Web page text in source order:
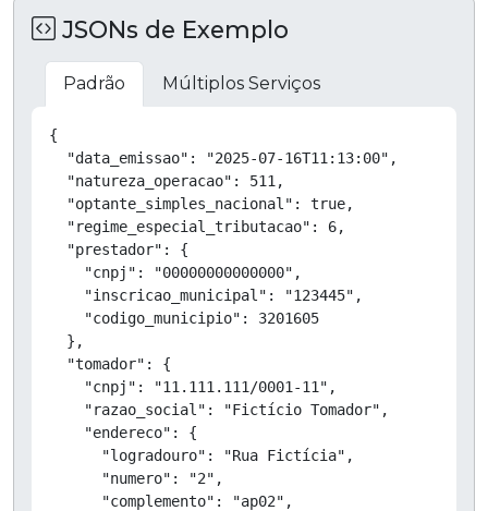
JSONs de Exemplo
Padrão Múltiplos Serviços
{
  "data_emissao": "2025-07-16T11:13:00",
  "natureza_operacao": 511,
  "optante_simples_nacional": true,
  "regime_especial_tributacao": 6,
  "prestador": {
    "cnpj": "00000000000000",
    "inscricao_municipal": "123445",
    "codigo_municipio": 3201605
  },
  "tomador": {
    "cnpj": "11.111.111/0001-11",
    "razao_social": "Fictício Tomador",
    "endereco": {
      "logradouro": "Rua Fictícia",
      "numero": "2",
      "complemento": "ap02",